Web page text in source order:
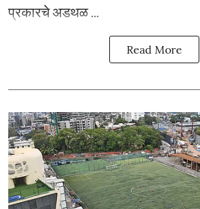
प्रकारचे अडथळ ...
Read More